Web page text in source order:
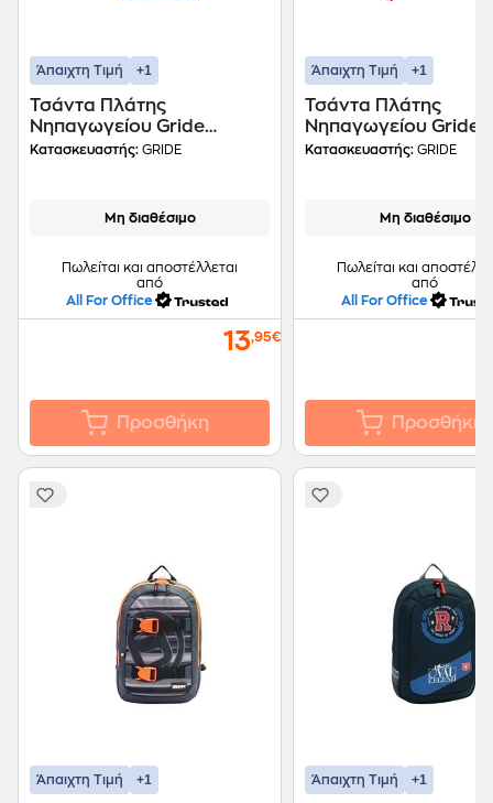
Άπαιχτη Τιμή +1
Τσάντα Πλάτης
Νηπαγωγείου Gride
"Mickey" Μπλε
Κατασκευαστής: GRIDE
Μη διαθέσιμο
Πωλείται και αποστέλλεται
από
All For Office
13,95€
Προσθήκη
Άπαιχτη Τιμή +1
Τσάντα Πλάτης
Νηπαγωγείου Gride
"Minnie" Ροζ
Κατασκευαστής: GRIDE
Μη διαθέσιμο
Πωλείται και
από
All For Office
Προσθήκη
Άπαιχτη Τιμή +1 Άπαιχτη Τιμή +1